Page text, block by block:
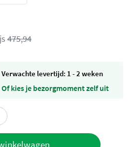
475,94
Verwachte levertijd: 1 - 2 weken
Of kies je bezorgmoment zelf uit